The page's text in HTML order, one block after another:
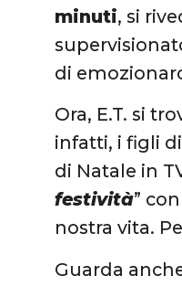
minuti, si
di
Ora, E.T. si
infatti, i figli
di Natale in
festività”
nostra vita.
Guarda